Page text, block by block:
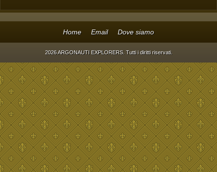
Home Email Dove siamo
2026 ARGONAUTI EXPLORERS. Tutti i diritti riservati.